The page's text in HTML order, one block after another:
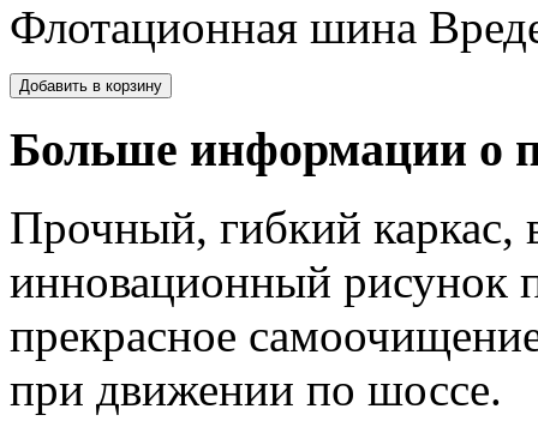
Флотационная шина
Больше информации о
Прочный, гибкий каркас,
инновационный рисунок
прекрасное
при движении по шоссе.